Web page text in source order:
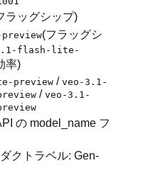
ラッグシップ)
(フラッグシ
flash-lite-
率)
preview / veo-3.1-
/ veo-3.1-
の model_name フ
クトラベル: Gen-